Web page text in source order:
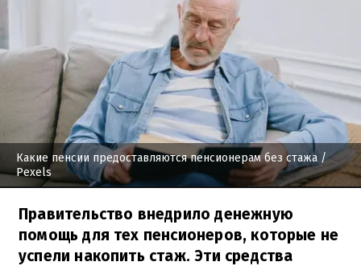
Какие пенсии предоставляются пенсионерам без стажа /
Pexels
Правительство внедрило денежную
помощь для тех пенсионеров, которые не
успели накопить стаж. Эти средства